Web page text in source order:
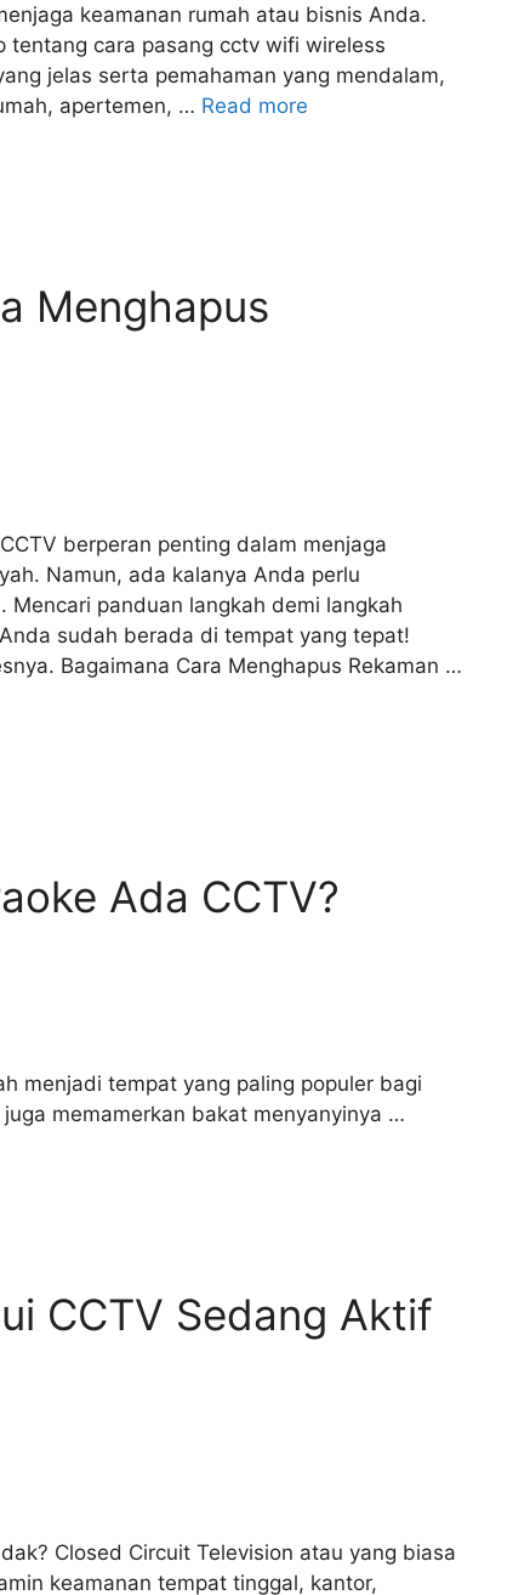
keamanan rumah atau bisnis Anda.
tentang cara pasang cctv wifi wireless
jelas serta pemahaman yang mendalam,
apertemen, … Read more
Menghapus
berperan penting dalam menjaga
Namun, ada kalanya Anda perlu
Mencari panduan langkah demi langkah
sudah berada di tempat yang tepat!
Bagaimana Cara Menghapus Rekaman …
Ada CCTV?
menjadi tempat yang paling populer bagi
memamerkan bakat menyanyinya …
CCTV Sedang Aktif
Closed Circuit Television atau yang biasa
keamanan tempat tinggal, kantor,